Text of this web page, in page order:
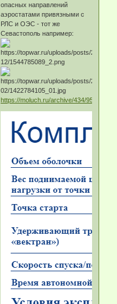
опасных направлений
аэростатами привязными с
РЛС и ОЭС - тот же
Севастополь например:
https://moluch.ru/archive/434/95223/